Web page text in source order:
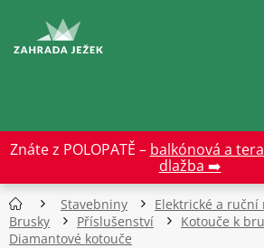
obsah
Znáte z POLOPATĚ – balkónová a
dlažba ➡️
Stavebniny
Elektrické a ruční
Brusky
Příslušenství
Kotouče k
Diamantové kotouče